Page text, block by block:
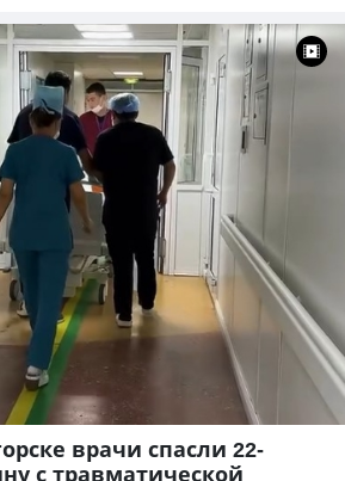
врачи спасли 22-
с травматической